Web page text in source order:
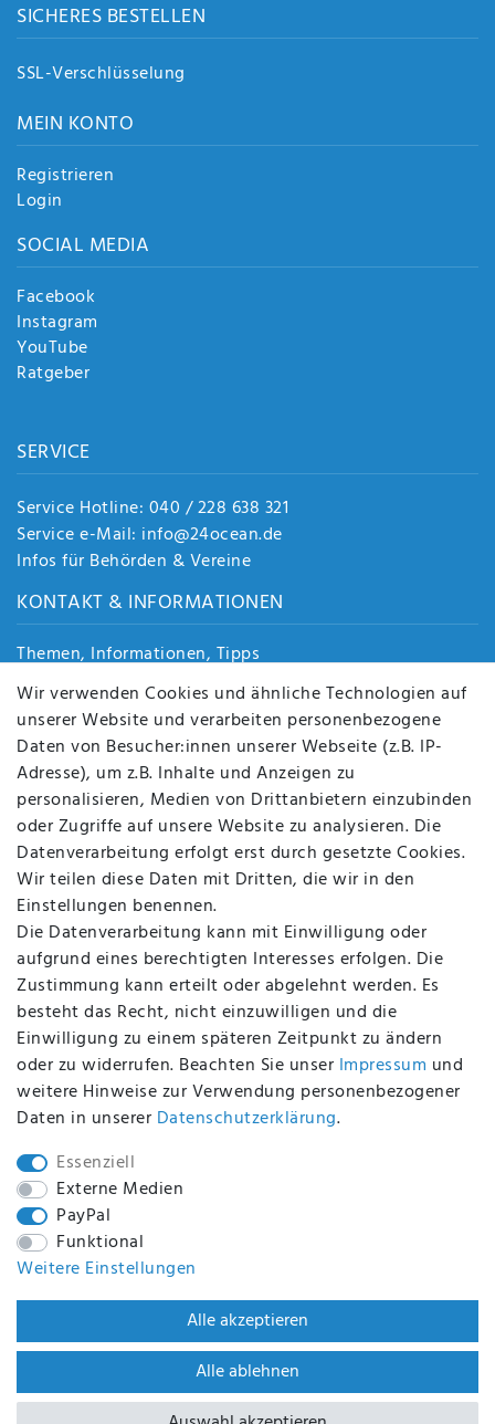
SICHERES BESTELLEN
SSL-Verschlüsselung
MEIN KONTO
Registrieren
Login
SOCIAL MEDIA
Facebook
Instagram
YouTube
Ratgeber
SERVICE
Service Hotline: 040 / 228 638 321
Service e-Mail: info@24ocean.de
Infos für Behörden & Vereine
KONTAKT & INFORMATIONEN
Themen, Informationen, Tipps
Jobs
Über uns
Kontakt
Datenschutz
AGB
FAQ
Batterieentsorgung
Altölverordnung
Impressum
BEQUEM UND SICHER BEZAHLEN MIT
BEI UNS SIND SIE SICHER!
WIR VERSENDEN MIT
WIR SIND ZERTIFIZIERT DURCH
Wir verwenden Cookies und ähnliche Technologien auf
unserer Website und verarbeiten personenbezogene
Daten von Besucher:innen unserer Webseite (z.B. IP-
Adresse), um z.B. Inhalte und Anzeigen zu
personalisieren, Medien von Drittanbietern einzubinden
oder Zugriffe auf unsere Website zu analysieren. Die
Datenverarbeitung erfolgt erst durch gesetzte Cookies.
Wir teilen diese Daten mit Dritten, die wir in den
Einstellungen benennen.
Die Datenverarbeitung kann mit Einwilligung oder
aufgrund eines berechtigten Interesses erfolgen. Die
Zustimmung kann erteilt oder abgelehnt werden. Es
besteht das Recht, nicht einzuwilligen und die
Einwilligung zu einem späteren Zeitpunkt zu ändern
oder zu widerrufen. Beachten Sie unser Impressum und
weitere Hinweise zur Verwendung personenbezogener
Daten in unserer Daten­schutz­erklärung.
Essenziell
Externe Medien
PayPal
Funktional
Weitere Einstellungen
Alle akzeptieren
Alle ablehnen